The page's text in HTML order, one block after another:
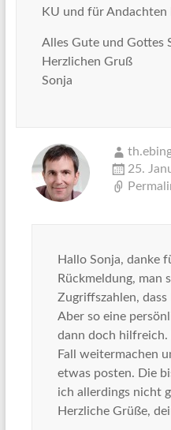
KU und für
Alles Gute und Gottes
Herzlichen Gruß
Sonja
25.
Hallo Sonja, danke
Rückmeldung, man
Zugriffszahlen, dass
Aber so eine
dann doch hilfreich.
Fall weitermachen
etwas posten. Die
ich allerdings nicht
Herzliche Grüße,